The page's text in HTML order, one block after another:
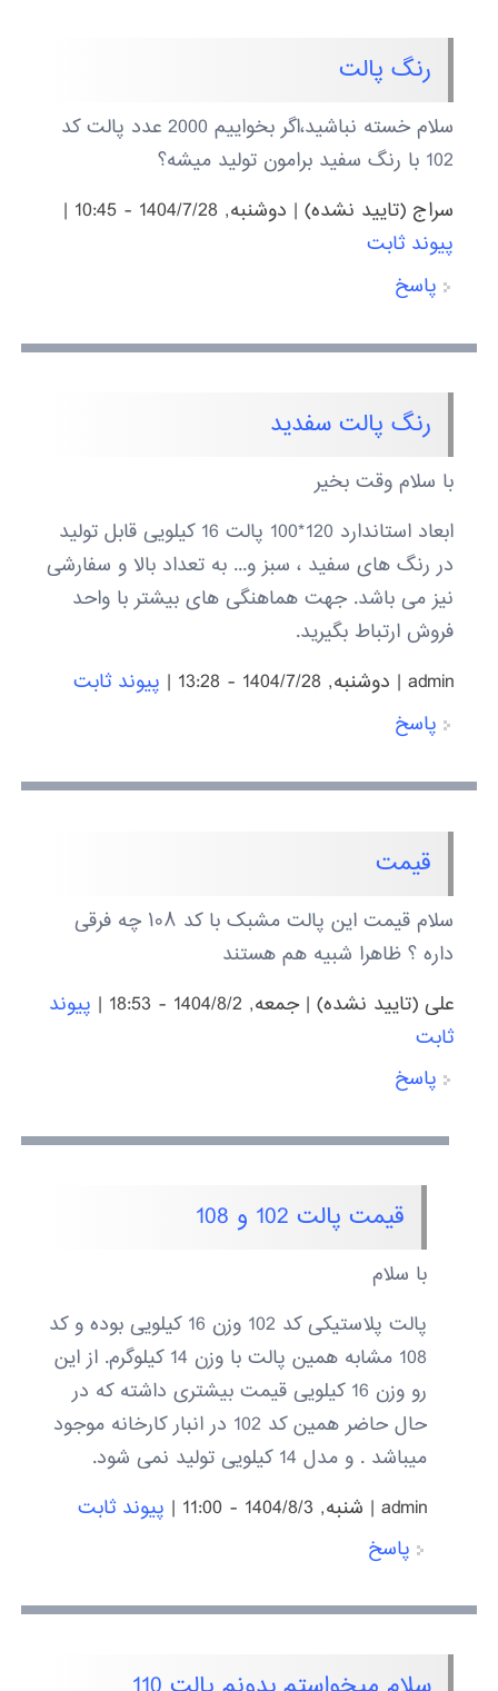
رنگ پالت
سلام خسته نباشید،اگر بخواییم 2000 عدد پالت کد
102 با رنگ سفید برامون تولید میشه؟
سراج (تایید نشده)| دوشنبه, 1404/7/28 - 10:45
|
پیوند ثابت
پاسخ
رنگ پالت سفدید
با سلام وقت بخیر
ابعاد استاندارد 120*100 پالت 16 کیلویی قابل تولید
در رنگ های سفید ، سبز و... به تعداد بالا و سفارشی
نیز می باشد. جهت هماهنگی های بیشتر با واحد
فروش ارتباط بگیرید.
admin
| دوشنبه, 1404/7/28 - 13:28 | پیوند ثابت
پاسخ
قیمت
سلام قیمت این پالت مشبک با کد ‍۱۰۸ چه فرقی
داره ؟ ظاهرا شبیه هم هستند
علی (تایید نشده)| جمعه, 1404/8/2 - 18:53 | پیوند
ثابت
پاسخ
قیمت پالت 102 و 108
با سلام
پالت پلاستیکی کد 102 وزن 16 کیلویی بوده و کد
108 مشابه همین پالت با وزن 14 کیلوگرم. از این
رو وزن 16 کیلویی قیمت بیشتری داشته که در
حال حاضر همین کد 102 در انبار کارخانه موجود
میباشد . و مدل 14 کیلویی تولید نمی شود.
admin
| شنبه, 1404/8/3 - 11:00 | پیوند ثابت
پاسخ